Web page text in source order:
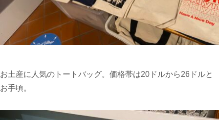
お土産に人気のトートバッグ。価格帯は20ドルから26ドルと
お手頃。